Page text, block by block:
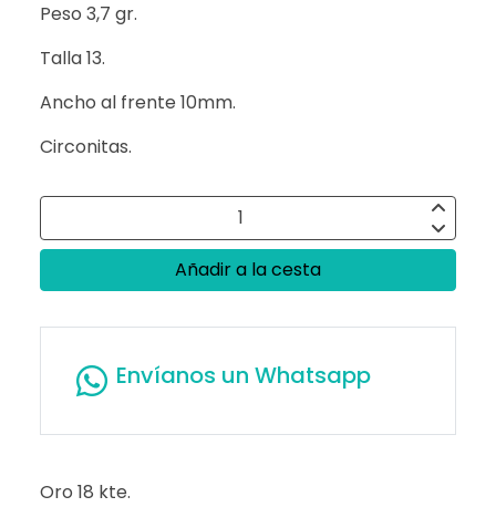
Peso 3,7 gr.
Talla 13.
Ancho al frente 10mm.
Circonitas.
Añadir a la cesta
Envíanos un Whatsapp
Oro 18 kte.